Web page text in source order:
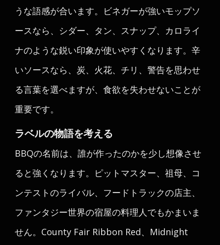
うな語感が合います。ビネガーが強いモップソ
ースなら、シダー、タン、スナップ、カロライ
ナのような鋭い印象が使いやすくなります。辛
いソースなら、炭、火花、チリ、警告を思わせ
る言葉を選べますが、食欲を失わせないことが
重要です。
ラベルの物語を考える
BBQの名前は、誰が作ったのかを少し想像させ
ると強くなります。ピットマスター、祖母、コ
ンテストのライバル、フードトラックの店主、
ファンタジー世界の宿屋の料理人でもかまいま
せん。County Fair Ribbon Red、Midnight